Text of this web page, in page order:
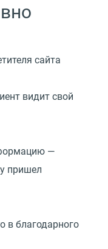
сайта
видит свой
—
пришел
в благодарного